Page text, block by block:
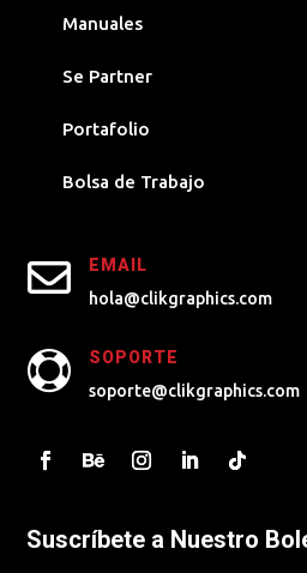
Manuales
Se Partner
Portafolio
Bolsa de Trabajo

EMAIL
hola@clikgraphics.com

SOPORTE
soporte@clikgraphics.com
Suscríbete a Nuestro